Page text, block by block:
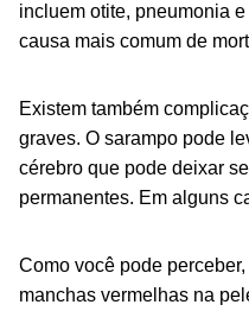
incluem otite, pneumonia
causa mais comum de
Existem também
graves. O sarampo pode
cérebro que pode deixar
permanentes. Em alguns
Como você pode
manchas vermelhas na